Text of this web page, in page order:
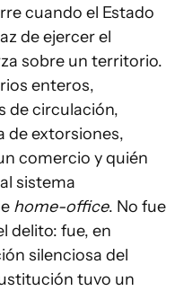
cuando el Estado
de ejercer el
sobre un territorio.
enteros,
de circulación,
de extorsiones,
comercio y quién
sistema
home-office. No fue
delito: fue, en
silenciosa del
tuvo un